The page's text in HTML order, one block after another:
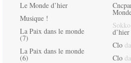
Le Monde d’hier
Musique !
La Paix dans le monde
(7)
La Paix dans le monde
(6)
Sokko
d’hier
Clo
Clo